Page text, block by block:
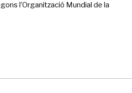
l’Organització Mundial de la